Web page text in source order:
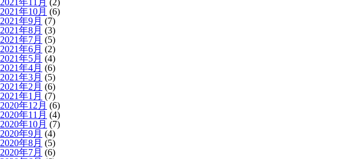
2021年11月 (2)
2021年10月 (6)
2021年9月 (7)
2021年8月 (3)
2021年7月 (5)
2021年6月 (2)
2021年5月 (4)
2021年4月 (6)
2021年3月 (5)
2021年2月 (6)
2021年1月 (7)
2020年12月 (6)
2020年11月 (4)
2020年10月 (7)
2020年9月 (4)
2020年8月 (5)
2020年7月 (6)